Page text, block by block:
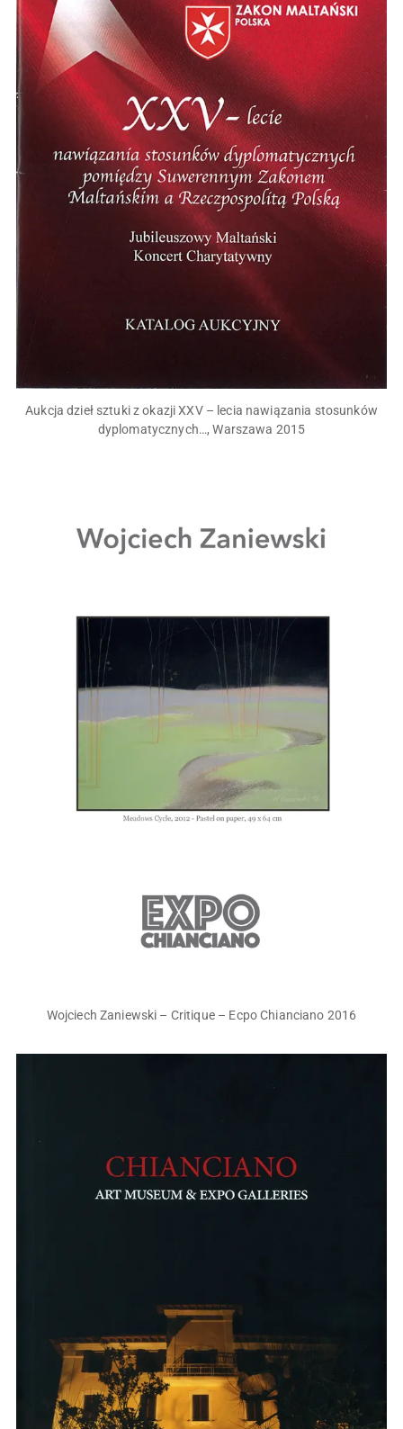
Aukcja dzieł sztuki z okazji XXV – lecia nawiązania stosunków
dyplomatycznych…, Warszawa 2015
Wojciech Zaniewski – Critique – Ecpo Chianciano 2016